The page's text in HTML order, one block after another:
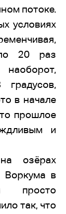
потоке.
условиях
20 раз
в начале
прошлое
и
озёрах
Воркума в
так, что